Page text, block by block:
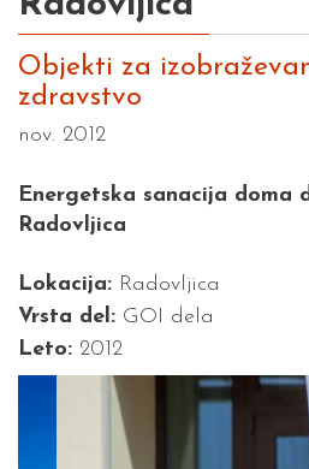
Objekti za
zdravstvo
nov. 2012
Energetska sanacija doma
Radovljica
Lokacija: Radovljica
Vrsta del: GOI dela
Leto: 2012
Previous